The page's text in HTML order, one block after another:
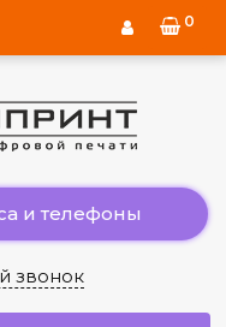
0
и телефоны
звонок